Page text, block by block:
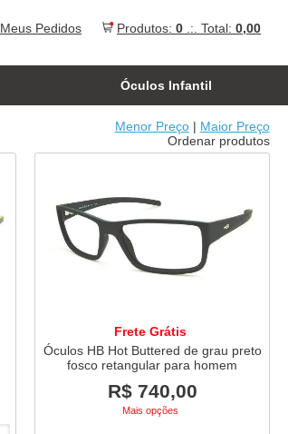
Produtos: 0 .:. Total: 0,00
Meus Pedidos
Óculos Infantil
Menor Preço| Maior Preço
Ordenar produtos
Frete Grátis
Óculos HB Hot Buttered de grau preto
fosco retangular para homem
R$ 740,00
Mais opções